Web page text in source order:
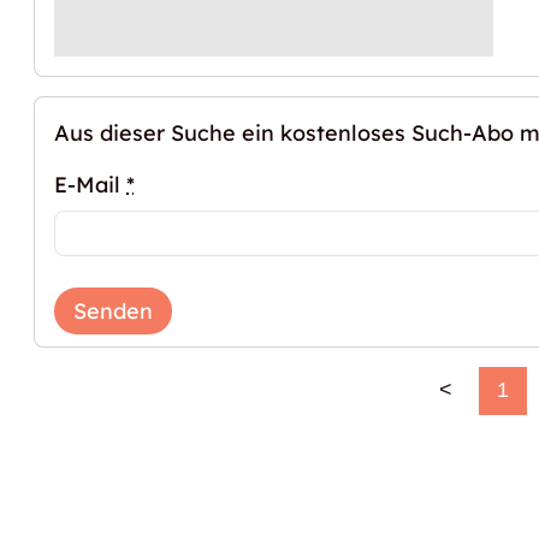
Aus dieser Suche ein kostenloses Such-Abo
E-Mail *
Senden
< 1